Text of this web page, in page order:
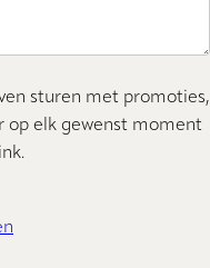
sturen met promoties,
op elk gewenst moment